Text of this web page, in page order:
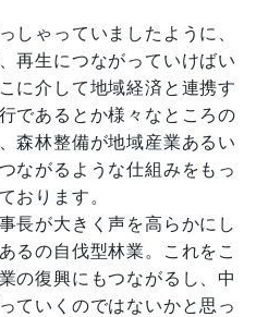
ゃっていましたように、
再生につながっていけばい
に介して地域経済と連携す
であるとか様々なところの
森林整備が地域産業あるい
ながるような仕組みをもっ
おります。
が大きく声を高らかにし
るの自伐型林業。これをこ
の復興にもつながるし、中
ていくのではないかと思っ